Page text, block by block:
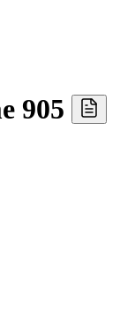
905